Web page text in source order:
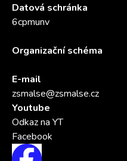
Datová schránka
6cpmunv
Organizační schéma
E-mail
zsmalse@zsmalse.cz
Youtube
Odkaz na YT
Facebook